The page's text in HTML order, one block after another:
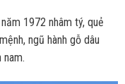
1972 nhâm tý, quẻ
ngũ hành gỗ dâu